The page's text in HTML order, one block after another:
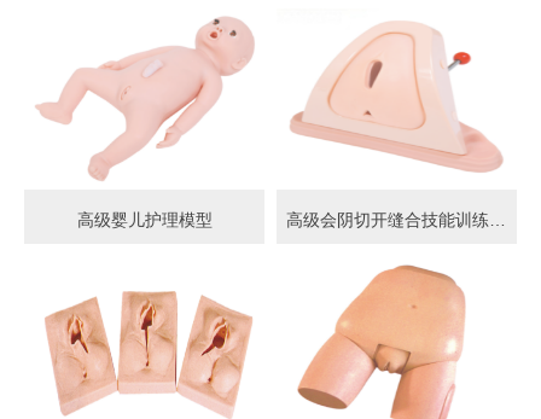
高级婴儿护理模型 高级会阴切开缝合技能训练模型